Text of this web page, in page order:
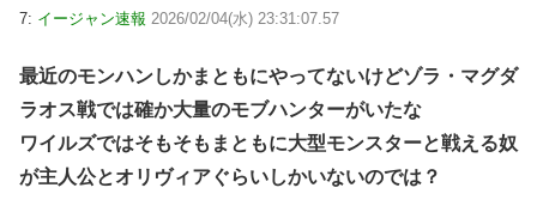
7: イージャン速報 2026/02/04(水) 23:31:07.57
最近のモンハンしかまともにやってないけどゾラ・マグダ
ラオス戦では確か大量のモブハンターがいたな
ワイルズではそもそもまともに大型モンスターと戦える奴
が主人公とオリヴィアぐらいしかいないのでは？